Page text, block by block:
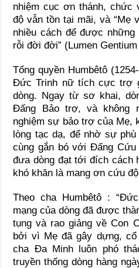
nhiệm cục ơn thánh, chức
độ vẫn tồn tại mãi, và “Mẹ
nhiều cách để được
rỗi đời đời” (Lumen
Tổng quyền Humbêtô
Đức Trinh nữ tích cực trợ
dòng. Ngay từ sơ khai,
Đấng Bảo trợ, và không
nghiệm sự bảo trợ của Mẹ,
lòng tạc dạ, để nhờ sự
cùng gắn bó với Đấng Cứu
đưa dòng đạt tới đích cách
khó khăn là mang ơn cứu
Theo cha Humbêtô :
mạng của dòng đã được
tụng và rao giảng về Con
bởi vì Mẹ đã gây dựng,
cha Đa Minh luôn phó
truyền thống dòng hàng